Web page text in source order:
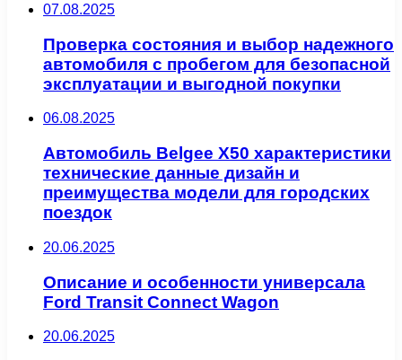
07.08.2025
Проверка состояния и выбор надежного
автомобиля с пробегом для безопасной
эксплуатации и выгодной покупки
06.08.2025
Автомобиль Belgee X50 характеристики
технические данные дизайн и
преимущества модели для городских
поездок
20.06.2025
Описание и особенности универсала
Ford Transit Connect Wagon
20.06.2025